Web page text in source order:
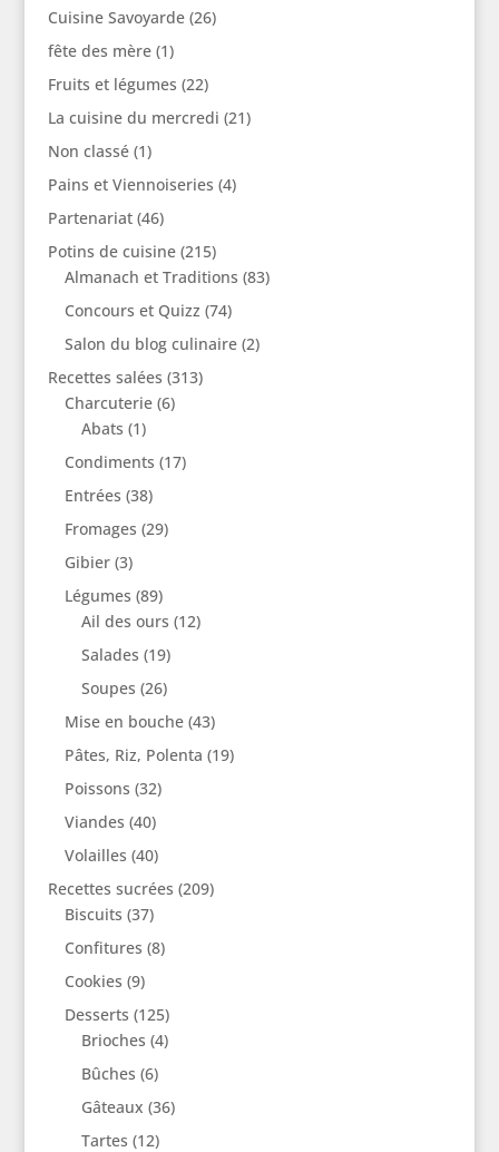
Cuisine Savoyarde(26)
fête des mère(1)
Fruits et légumes (22)
La cuisine du mercredi (21)
Non classé(1)
Pains et Viennoiseries (4)
Partenariat(46)
Potins de cuisine(215)
Almanach et Traditions (83)
Concours et Quizz (74)
Salon du blog culinaire(2)
Recettes salées (313)
Charcuterie(6)
Abats (1)
Condiments (17)
Entrées (38)
Fromages (29)
Gibier(3)
Légumes (89)
Ail des ours (12)
Salades (19)
Soupes (26)
Mise en bouche(43)
Pâtes, Riz, Polenta (19)
Poissons (32)
Viandes (40)
Volailles (40)
Recettes sucrées (209)
Biscuits (37)
Confitures (8)
Cookies (9)
Desserts (125)
Brioches (4)
Bûches (6)
Gâteaux (36)
Tartes (12)